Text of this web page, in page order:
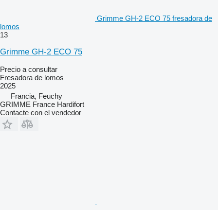
Grimme GH-2 ECO 75 fresadora de
lomos
13
Grimme GH-2 ECO 75
Precio a consultar
Fresadora de lomos
2025
Francia, Feuchy
GRIMME France Hardifort
Contacte con el vendedor